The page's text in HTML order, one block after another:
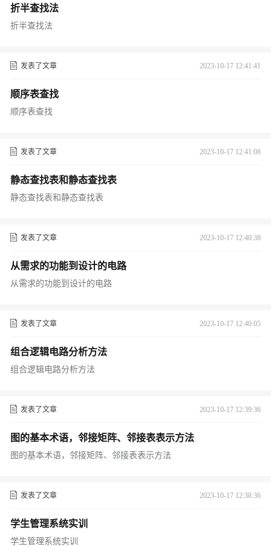
折半查找法
折半查找法
发表了文章 2023-10-17 12:41:41
顺序表查找
顺序表查找
发表了文章 2023-10-17 12:41:08
静态查找表和静态查找表
静态查找表和静态查找表
发表了文章 2023-10-17 12:40:38
从需求的功能到设计的电路
从需求的功能到设计的电路
发表了文章 2023-10-17 12:40:05
组合逻辑电路分析方法
组合逻辑电路分析方法
发表了文章 2023-10-17 12:39:36
图的基本术语，邻接矩阵、邻接表表示方法
图的基本术语，邻接矩阵、邻接表表示方法
发表了文章 2023-10-17 12:38:36
学生管理系统实训
学生管理系统实训